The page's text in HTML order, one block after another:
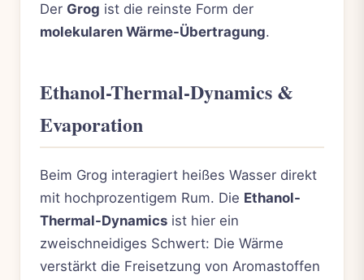
Der Grog ist die reinste Form der
molekularen Wärme-Übertragung.
Ethanol-Thermal-Dynamics &
Evaporation
Beim Grog interagiert heißes Wasser direkt
mit hochprozentigem Rum. Die Ethanol-
Thermal-Dynamics ist hier ein
zweischneidiges Schwert: Die Wärme
verstärkt die Freisetzung von Aromastoffen